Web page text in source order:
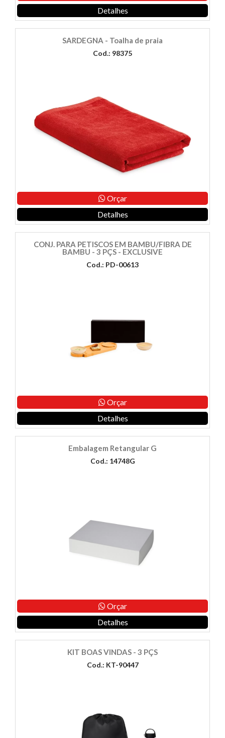
Detalhes
SARDEGNA - Toalha de praia
Cod.: 98375
Orçar
Detalhes
CONJ. PARA PETISCOS EM BAMBU/FIBRA DE
BAMBU - 3 PÇS - EXCLUSIVE
Cod.: PD-00613
Orçar
Detalhes
Embalagem Retangular G
Cod.: 14748G
Orçar
Detalhes
KIT BOAS VINDAS - 3 PÇS
Cod.: KT-90447